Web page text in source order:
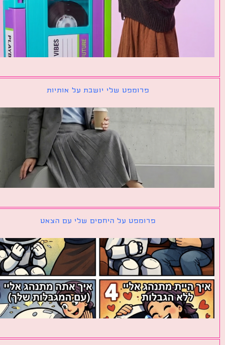
פרומפט שלי יושבת על אותיות
פרומפט על היחסים שלי עם הצאט